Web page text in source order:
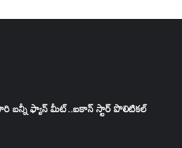
బన్నీ ఫ్యాన్ మీట్..ఐకాన్ స్టార్ పొలిటికల్